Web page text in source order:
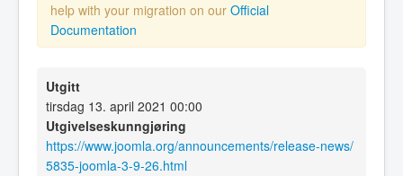
help with your migration on our Official
Documentation
Utgitt
tirsdag 13. april 2021 00:00
Utgivelseskunngjøring
https://www.joomla.org/announcements/release-news/
5835-joomla-3-9-26.html